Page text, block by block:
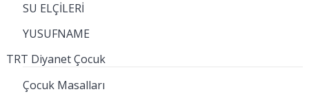
SU ELÇİLERİ
YUSUFNAME
TRT Diyanet Çocuk
Çocuk Masalları